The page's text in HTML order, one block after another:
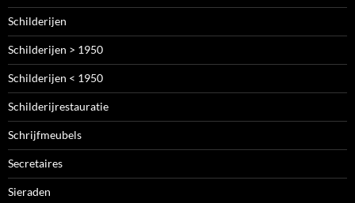
Schilderijen
Schilderijen > 1950
Schilderijen < 1950
Schilderijrestauratie
Schrijfmeubels
Secretaires
Sieraden